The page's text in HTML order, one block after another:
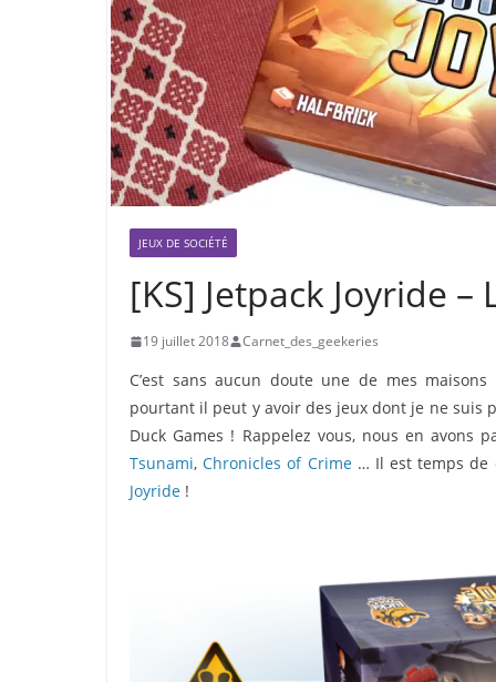
JEUX DE SOCIÉTÉ
[KS] Jetpack Joyride –
19 juillet 2018 Carnet_des_geekeries
C’est sans aucun doute une de mes
pourtant il peut y avoir des jeux dont je ne suis
Duck Games ! Rappelez vous, nous en avons
Tsunami,Chronicles of Crime… Il est temps de
Joyride !